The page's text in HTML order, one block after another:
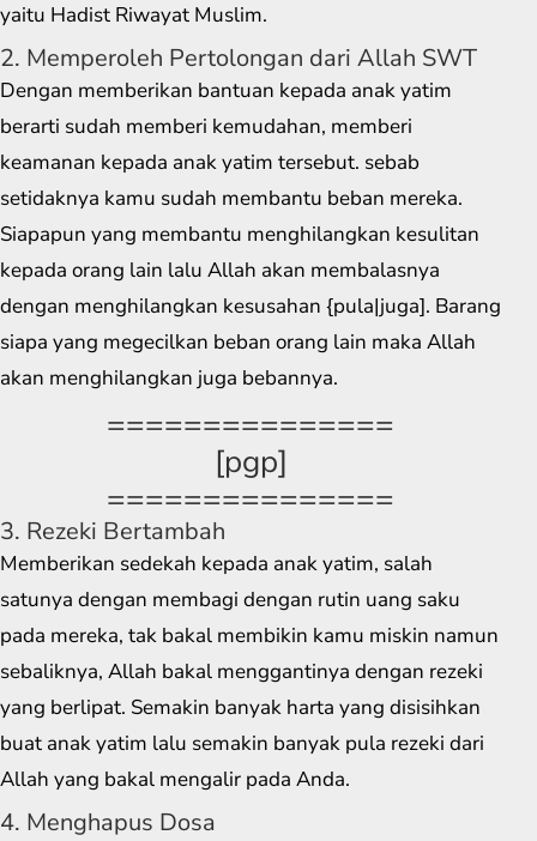
yaitu Hadist Riwayat Muslim.
2. Memperoleh Pertolongan dari Allah SWT
Dengan memberikan bantuan kepada anak yatim
berarti sudah memberi kemudahan, memberi
keamanan kepada anak yatim tersebut. sebab
setidaknya kamu sudah membantu beban mereka.
Siapapun yang membantu menghilangkan kesulitan
kepada orang lain lalu Allah akan membalasnya
dengan menghilangkan kesusahan {pula|juga]. Barang
siapa yang megecilkan beban orang lain maka Allah
akan menghilangkan juga bebannya.
===============
[pgp]
===============
3. Rezeki Bertambah
Memberikan sedekah kepada anak yatim, salah
satunya dengan membagi dengan rutin uang saku
pada mereka, tak bakal membikin kamu miskin namun
sebaliknya, Allah bakal menggantinya dengan rezeki
yang berlipat. Semakin banyak harta yang disisihkan
buat anak yatim lalu semakin banyak pula rezeki dari
Allah yang bakal mengalir pada Anda.
4. Menghapus Dosa